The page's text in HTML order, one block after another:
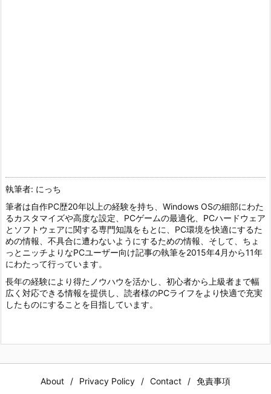
執筆者: にっち
筆者は自作PC歴20年以上の経験を持ち、Windows OSの細部にわた
るカスタマイズや高度な設定、PCゲームの最適化、PCハードウェア
とソフトウェアに関する専門知識をもとに、PC環境を快適にするた
めの情報、不具合に遭わないようにするための情報、そして、ちょ
っとニッチよりなPCユーザー向け記事の執筆を2015年4月から11年
にわたって行っています。
長年の経験により得たノウハウを活かし、初心者から上級者まで幅
広く対応できる情報を提供し、読者様のPCライフをより快適で充実
したものにすることを目指しています。
About Privacy Policy Contact 免責事項